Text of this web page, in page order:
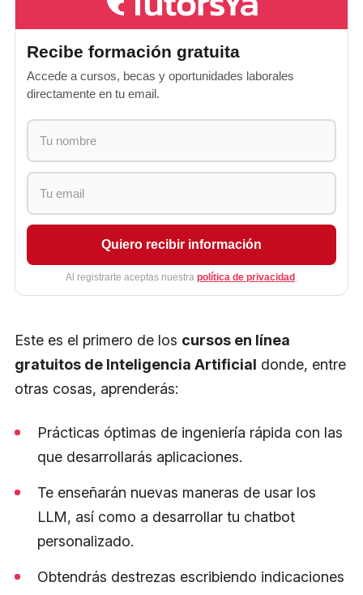
Recibe formación gratuita
Accede a cursos, becas y oportunidades laborales
directamente en tu email.
Quiero recibir información
Al registrarte aceptas nuestra política de privacidad .
Este es el primero de los cursos en línea
gratuitos de Inteligencia Artificial donde, entre
otras cosas, aprenderás:
Prácticas óptimas de ingeniería rápida con las
que desarrollarás aplicaciones.
Te enseñarán nuevas maneras de usar los
LLM, así como a desarrollar tu chatbot
personalizado.
Obtendrás destrezas escribiendo indicaciones